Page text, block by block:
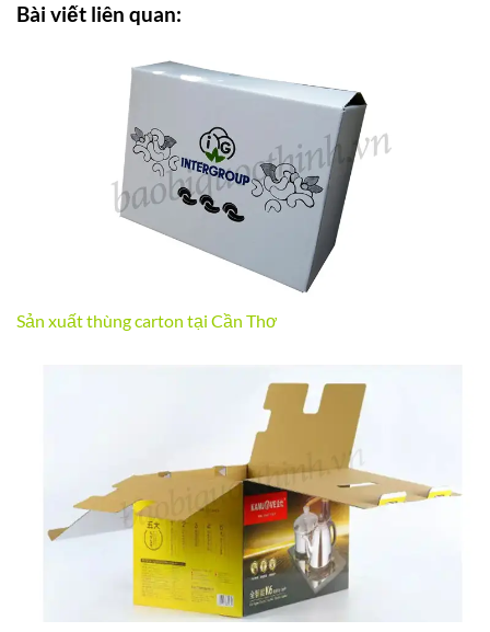
Bài viết liên quan:
Sản xuất thùng carton tại Cần Thơ